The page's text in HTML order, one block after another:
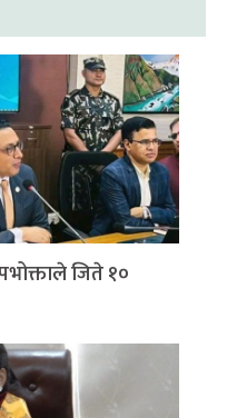
जिते १०